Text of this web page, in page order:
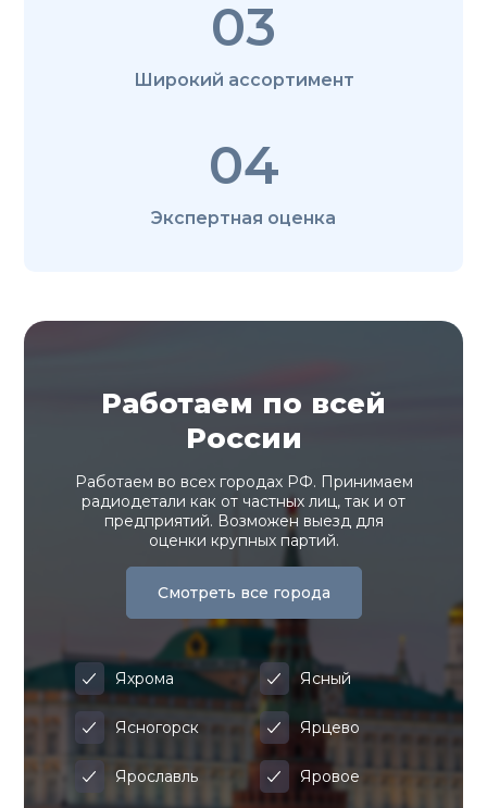
03
Широкий ассортимент
04
Экспертная оценка
Работаем по всей
России
Работаем во всех городах РФ. Принимаем
радиодетали как от частных лиц, так и от
предприятий. Возможен выезд для
оценки крупных партий.
Смотреть все города
Яхрома Ясный
Ясногорск Ярцево
Ярославль Яровое